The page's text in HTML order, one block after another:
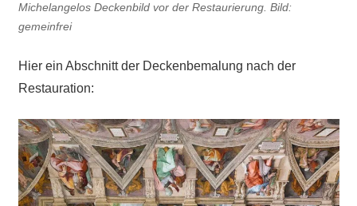
Michelangelos Deckenbild vor der Restaurierung. Bild:
gemeinfrei
Hier ein Abschnitt der Deckenbemalung nach der
Restauration: